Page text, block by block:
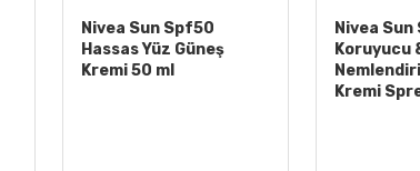
Nivea Sun Spf50
Hassas Yüz Güneş
Kremi 50 ml
Nivea Sun
Koruyucu
Kremi